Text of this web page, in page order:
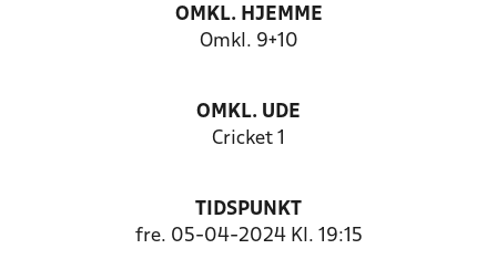
OMKL. HJEMME
Omkl. 9+10
OMKL. UDE
Cricket 1
TIDSPUNKT
fre. 05-04-2024 Kl. 19:15